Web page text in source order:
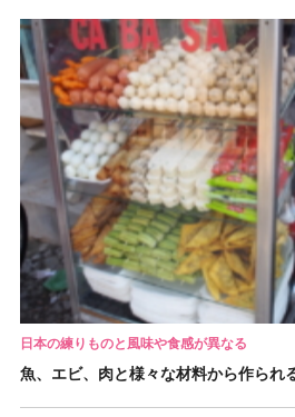
日本の練りものと風味や食感が異なる
魚、エビ、肉と様々な材料から作られ